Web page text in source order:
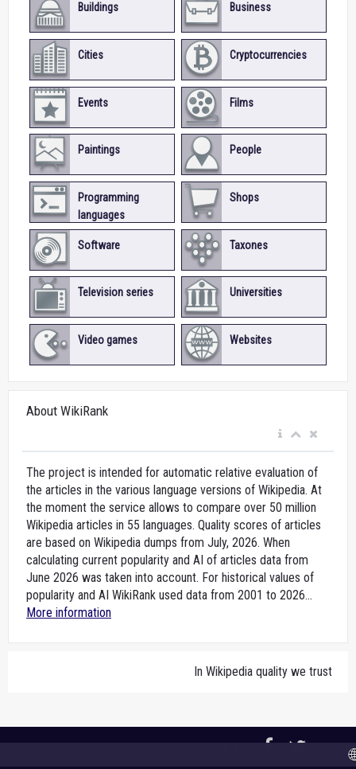
Buildings Business
Cities Cryptocurrencies
Events Films
Paintings People
Programming
languages
Shops
Software Taxones
Television series Universities
Video games Websites
About WikiRank
The project is intended for automatic relative evaluation of
the articles in the various language versions of Wikipedia. At
the moment the service allows to compare over 50 million
Wikipedia articles in 55 languages. Quality scores of articles
are based on Wikipedia dumps from July, 2026. When
calculating current popularity and AI of articles data from
June 2026 was taken into account. For historical values of
popularity and AI WikiRank used data from 2001 to 2026...
More information
In Wikipedia quality we trust
🌐